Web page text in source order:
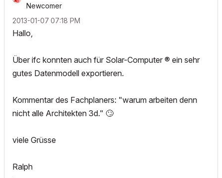
Newcomer
‎2013-01-07 07:18 PM
Hallo,
Über ifc konnten auch für Solar-Computer ® ein sehr
gutes Datenmodell exportieren.
Kommentar des Fachplaners: "warum arbeiten denn
nicht alle Architekten 3d." 🙄
viele Grüsse
Ralph